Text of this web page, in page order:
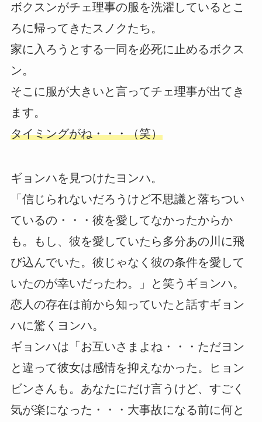
ボクスンがチェ理事の服を洗濯しているとこ
ろに帰ってきたスノクたち。
家に入ろうとする一同を必死に止めるボクス
ン。
そこに服が大きいと言ってチェ理事が出てき
ます。
タイミングがね・・・（笑）
ギョンハを見つけたヨンハ。
「信じられないだろうけど不思議と落ちつい
ているの・・・彼を愛してなかったからか
も。もし、彼を愛していたら多分あの川に飛
び込んでいた。彼じゃなく彼の条件を愛して
いたのが幸いだったわ。」と笑うギョンハ。
恋人の存在は前から知っていたと話すギョン
ハに驚くヨンハ。
ギョンハは「お互いさまよね・・・ただヨン
と違って彼女は感情を抑えなかった。ヒョン
ビンさんも。あなたにだけ言うけど、すごく
気が楽になった・・・大事故になる前に何と